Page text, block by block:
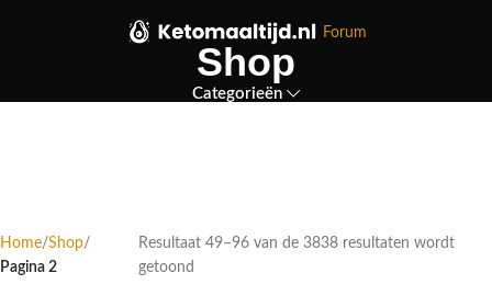
Forum
Shop
Categorieën
Home Shop
Pagina 2
Resultaat 49–96 van de 3838 resultaten wordt
getoond